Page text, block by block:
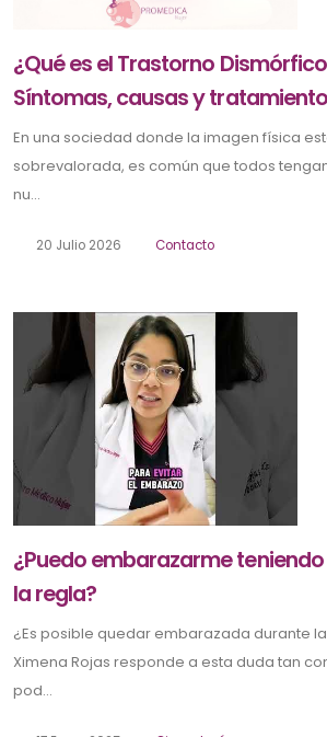
¿Qué es el Trastorno
Síntomas, causas y tratamiento
En una sociedad donde la imagen física
sobrevalorada, es común que todos
nu...
20 Julio 2026 Contacto
¿Puedo embarazarme
la regla?
¿Es posible quedar embarazada durante la
Ximena Rojas responde a esta duda tan
pod...